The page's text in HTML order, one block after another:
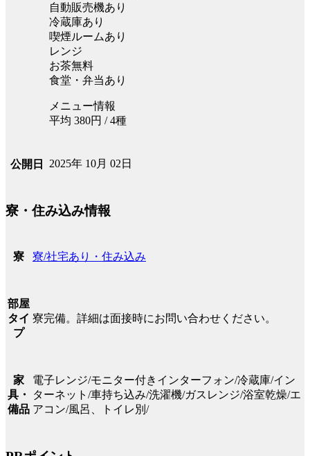
自動販売機あり
冷蔵庫あり
喫煙ルームあり
レンジ
お茶無料
食堂・弁当あり
メニュー情報
平均 380円 / 4種
公開日 2025年 10月 02日
寮・住み込み情報
寮 寮/社宅あり・住み込み
部屋
タイ
プ
寮完備。詳細は面接時にお問い合わせください。
家
具・
備品
電子レンジ/モニター付きインターフォン/冷蔵庫/イン
ターネット/車持ち込み/洗濯機/ガスレンジ/浴室乾燥/エ
アコン/風呂、トイレ別/